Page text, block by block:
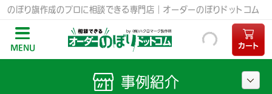
のぼり旗作成のプロに相談できる専門店｜オーダーのぼりドットコム
MENU カート
事例紹介